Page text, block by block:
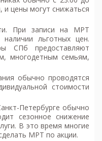
и цены могут снижаться
При записи на МРТ
льготных цен.
СПб предоставляют
многодетным семьям,
обычно проводятся
стоимости
Петербурге обычно
сезонное снижение
В это время многие
МРТ по акции.